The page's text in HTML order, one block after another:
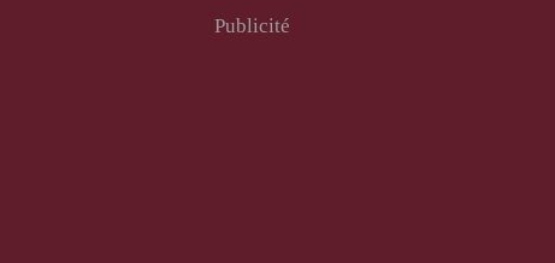
Publicité